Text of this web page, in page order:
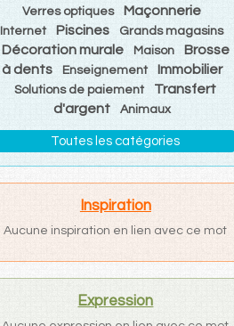
Verres optiques Maçonnerie
Internet Piscines Grands magasins
Décoration murale Maison
Brosse
à dents
Enseignement Immobilier
Solutions de paiement
Transfert
d'argent
Animaux
Toutes les catégories
Inspiration
Aucune inspiration en lien avec ce mot
Expression